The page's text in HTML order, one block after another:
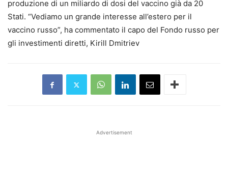
produzione di un miliardo di dosi del vaccino già da 20
Stati. “Vediamo un grande interesse all’estero per il
vaccino russo”, ha commentato il capo del Fondo russo per
gli investimenti diretti, Kirill Dmitriev
Advertisement